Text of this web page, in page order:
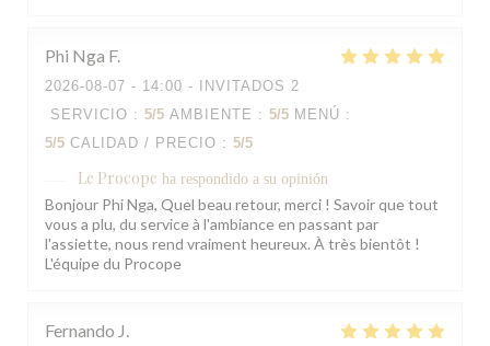
Phi Nga F
2026-08-07 - 14:00 - INVITADOS 2
SERVICIO : 5/5 AMBIENTE : 5/5 MENÚ :
5/5 CALIDAD / PRECIO : 5/5
Le Procope ha respondido a su opinión
Bonjour Phi Nga, Quel beau retour, merci ! Savoir que tout
vous a plu, du service à l'ambiance en passant par
l'assiette, nous rend vraiment heureux. À très bientôt !
L'équipe du Procope
Fernando J